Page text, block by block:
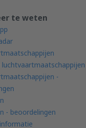
te weten
luchtvaartmaatschappijen
-
- beoordelingen